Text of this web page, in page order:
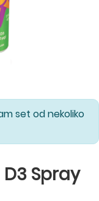
set od nekoliko
Spray